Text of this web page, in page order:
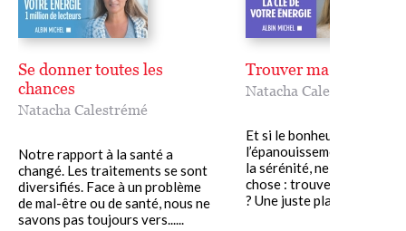
Se donner toutes les
chances
Natacha Calestrémé
Notre rapport à la santé a
changé. Les traitements se sont
diversifiés. Face à un problème
de mal-être ou de santé, nous ne
savons pas toujours vers......
Trouver ma place
Natacha Calestrémé
Et si le bonheur,
l’épanouissement
la sérénité, ne tenaient
chose : trouver votre
? Une juste place pour